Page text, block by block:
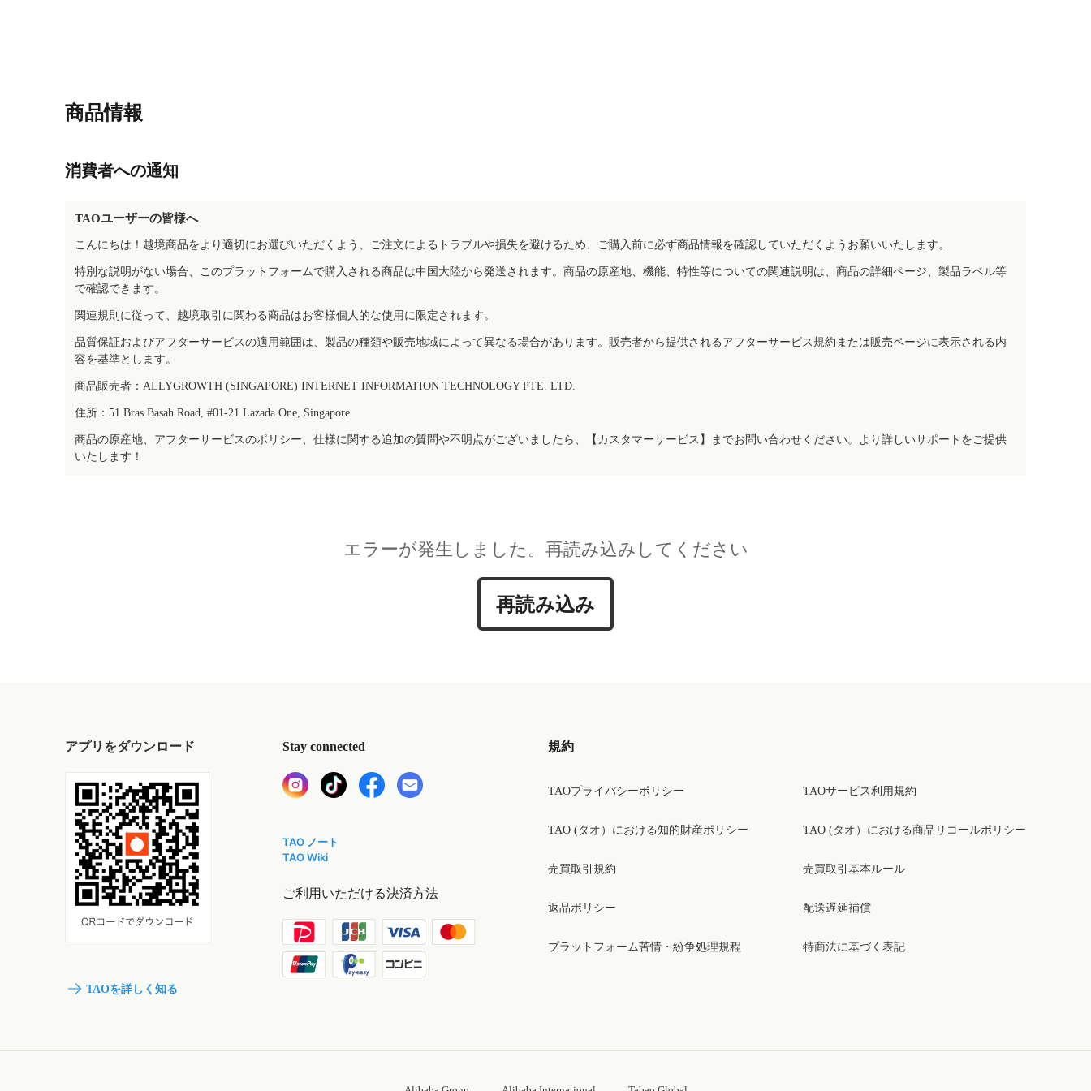
商品情報
消費者への通知
TAOユーザーの皆様へ
こんにちは！越境商品をより適切にお選びいただくよう、ご注文によるトラブルや損失を避けるため、ご購入前に必ず商品情報を確認していただくようお願いいたします。
特別な説明がない場合、このプラットフォームで購入される商品は中国大陸から発送されます。商品の原産地、機能、特性等についての関連説明は、商品の詳細ページ、製品ラベル等
で確認できます。
関連規則に従って、越境取引に関わる商品はお客様個人的な使用に限定されます。
品質保証およびアフターサービスの適用範囲は、製品の種類や販売地域によって異なる場合があります。販売者から提供されるアフターサービス規約または販売ページに表示される内
容を基準とします。
商品販売者：ALLYGROWTH (SINGAPORE) INTERNET INFORMATION TECHNOLOGY PTE. LTD.
住所：51 Bras Basah Road, #01-21 Lazada One, Singapore
商品の原産地、アフターサービスのポリシー、仕様に関する追加の質問や不明点がございましたら、【カスタマーサービス】までお問い合わせください。より詳しいサポートをご提供
いたします！
エラーが発生しました。再読み込みしてください
再読み込み
アプリをダウンロード
TAOを詳しく知る
Stay connected
TAO ノート
TAO Wiki
ご利用いただける決済方法
規約
TAOプライバシーポリシー
TAO (タオ）における知的財産ポリシー
売買取引規約
返品ポリシー
プラットフォーム苦情・紛争処理規程
TAOサービス利用規約
TAO (タオ）における商品リコールポリシー
売買取引基本ルール
配送遅延補償
特商法に基づく表記